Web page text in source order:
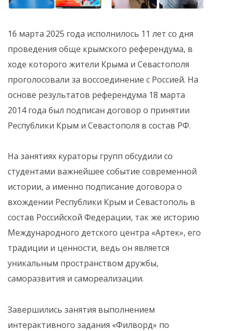
16 марта 2025 года исполнилось 11 лет со дня
проведения обще крымского референдума, в
ходе которого жители Крыма и Севастополя
проголосовали за воссоединение с Россией. На
основе результатов референдума 18 марта
2014 года был подписан договор о принятии
Республики Крым и Севастополя в состав РФ.
На занятиях кураторы групп обсудили со
студентами важнейшее событие современной
истории, а именно подписание договора о
вхождении Республики Крым и Севастополь в
состав Российской Федерации, так же историю
Международного детского центра «Артек», его
традиции и ценности, ведь он является
уникальным пространством дружбы,
саморазвития и самореализации.
Завершились занятия выполнением
интерактивного задания «Филворд» по